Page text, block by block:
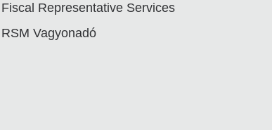
Fiscal Representative Services
RSM Vagyonadó